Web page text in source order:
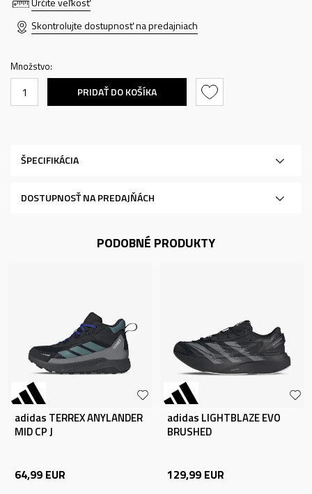
Skontrolujte dostupnosť na predajniach
Množstvo:
PRIDAŤ DO KOŠÍKA
ŠPECIFIKÁCIA
DOSTUPNOSŤ NA PREDAJŇÁCH
PODOBNÉ PRODUKTY
adidas TERREX ANYLANDER
MID CP J
64,99 EUR
adidas LIGHTBLAZE EVO
BRUSHED
129,99 EUR